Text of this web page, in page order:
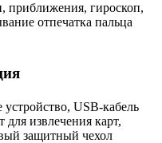
приближения, гироскоп,
отпечатка пальца
устройство, USB-кабель
извлечения карт,
защитный чехол